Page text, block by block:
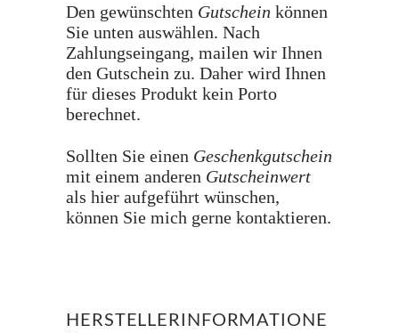
Den gewünschten Gutschein können
Sie unten auswählen. Nach
Zahlungseingang, mailen wir Ihnen
den Gutschein zu. Daher wird Ihnen
für dieses Produkt kein Porto
berechnet.
Sollten Sie einen Geschenkgutschein
mit einem anderen Gutscheinwert
als hier aufgeführt wünschen,
können Sie mich gerne kontaktieren.
HERSTELLERINFORMATIONE